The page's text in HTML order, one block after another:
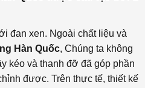
đan xen. Ngoài chất liệu và
Hàn Quốc, Chúng ta không
kéo và thanh đỡ đã góp phần
được. Trên thực tế, thiết kế